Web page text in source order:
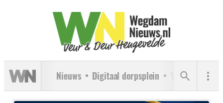
Nieuws Digitaal dorpsplein Verenigingen